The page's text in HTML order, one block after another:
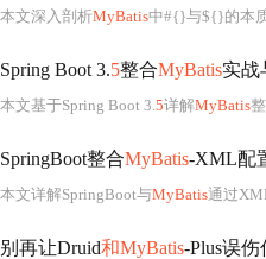
本文深入剖析MyBatis中#{}与${}的本
Spring Boot 3.5整合MyBatis实战
本文基于Spring Boot 3.5详解MyBatis整
SpringBoot整合MyBatis-XML配
本文详解SpringBoot与MyBatis通过XML方式
别再让Druid和MyBatis-Plus误